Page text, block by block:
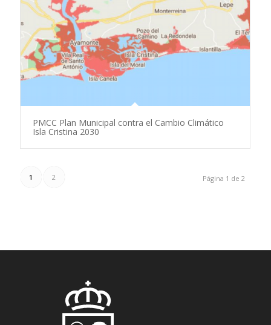
PMCC Plan Municipal contra el Cambio Climático
Isla Cristina 2030
Página 1 de 2
1 2